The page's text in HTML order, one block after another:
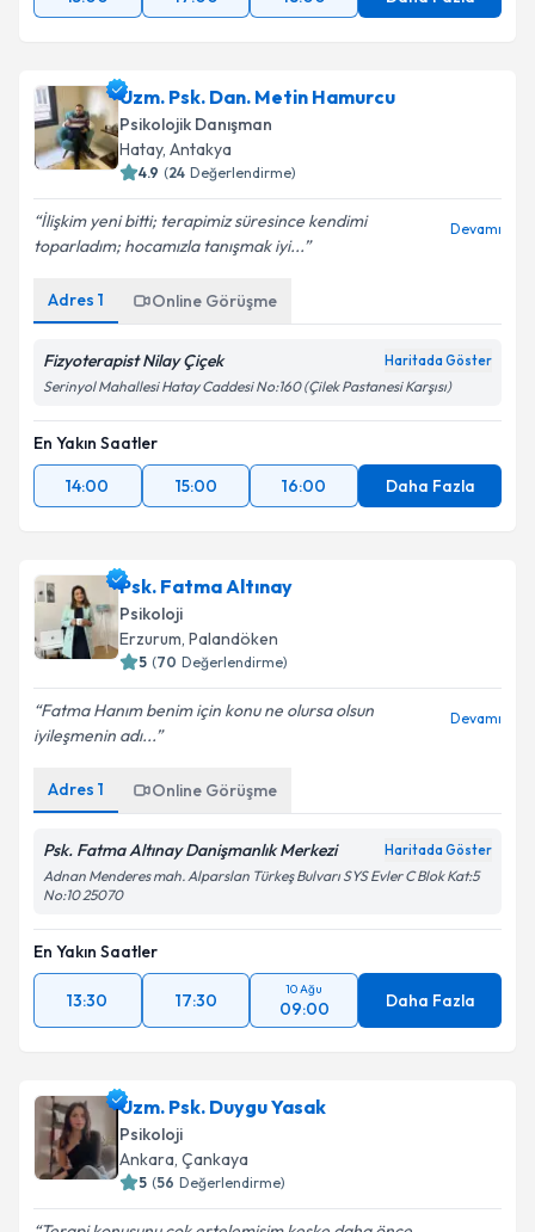
15:00 17:00 18:00 Daha Fazla
Uzm. Psk. Dan. Metin Hamurcu
Psikolojik Danışman
Hatay,Antakya
( Değerlendirme)
İlişkim yeni bitti; terapimiz süresince kendimi
toparladım; hocamızla tanışmak iyi...
Adres 1 Online Görüşme
Fizyoterapist Nilay Çiçek
Serinyol Mahallesi Hatay Caddesi No:160 (Çilek Pastanesi Karşısı)
En Yakın Saatler
14:00
15:00 16:00 Daha Fazla
Psk. Fatma Altınay
Psikoloji
Erzurum,Palandöken
( Değerlendirme)
Fatma Hanım benim için konu ne olursa olsun
iyileşmenin adı...
Adres 1 Online Görüşme
Psk. Fatma Altınay Danişmanlık Merkezi
Adnan Menderes mah. Alparslan Türkeş Bulvarı SYS Evler C Blok Kat:5
En Yakın Saatler
13:30 17:30
10 Ağu
09:00 Daha Fazla
Uzm. Psk. Duygu Yasak
Psikoloji
Ankara,Çankaya
( Değerlendirme)